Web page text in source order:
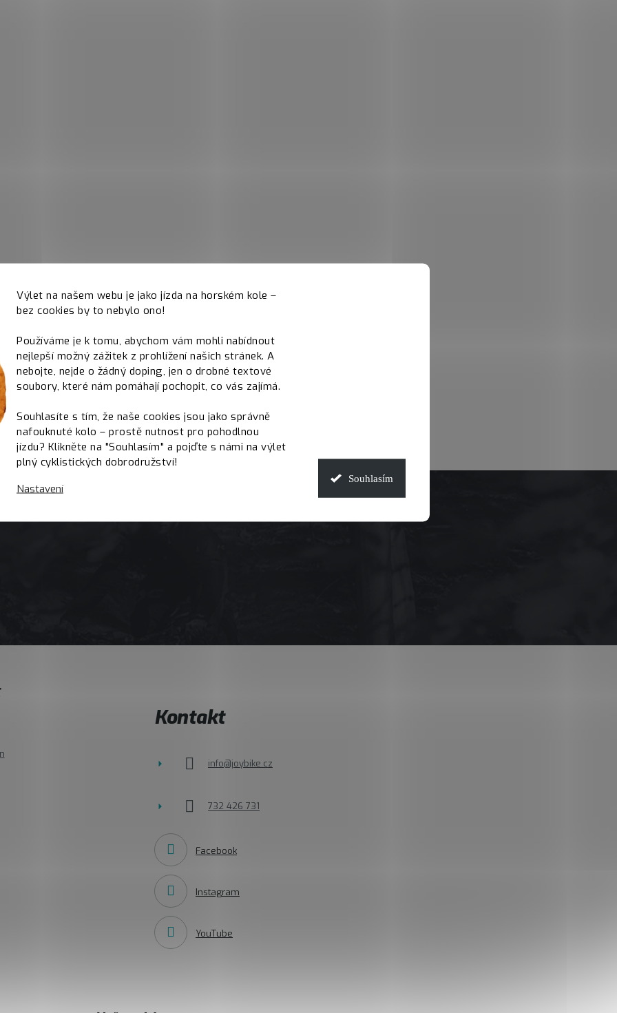
Výlet na našem webu je jako jízda na horském kole –
bez cookies by to nebylo ono!
Používáme je k tomu, abychom vám mohli nabídnout
nejlepší možný zážitek z prohlížení našich stránek. A
nebojte, nejde o žádný doping, jen o drobné textové
soubory, které nám pomáhají pochopit, co vás zajímá.
Souhlasíte s tím, že naše cookies jsou jako správně
nafouknuté kolo – prostě nutnost pro pohodlnou
jízdu? Klikněte na "Souhlasím" a pojďte s námi na výlet
plný cyklistických dobrodružství!
Nastavení
Souhlasím
Kontakt
info@joybike.cz
732 426 731
Facebook
Instagram
YouTube